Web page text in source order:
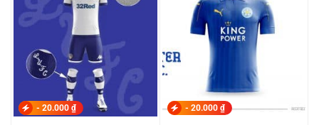
- 20.000 ₫ - 20.000 ₫